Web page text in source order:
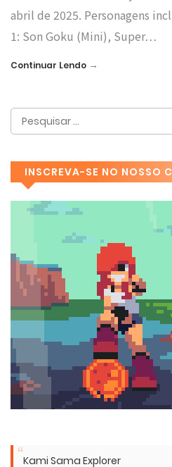
abril de 2025. Personagens
1: Son Goku (Mini), Super…
Continuar Lendo →
INSCREVA-SE NO NOSSO
Kami Sama Explorer